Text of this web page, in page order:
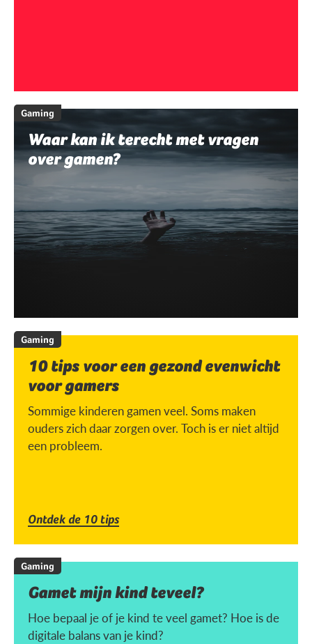
Gaming
Waar kan ik terecht met vragen
over gamen?
Gaming
10 tips voor een gezond evenwicht
voor gamers
Sommige kinderen gamen veel. Soms maken
ouders zich daar zorgen over. Toch is er niet altijd
een probleem.
Ontdek de 10 tips
Gaming
Gamet mijn kind teveel?
Hoe bepaal je of je kind te veel gamet? Hoe is de
digitale balans van je kind?